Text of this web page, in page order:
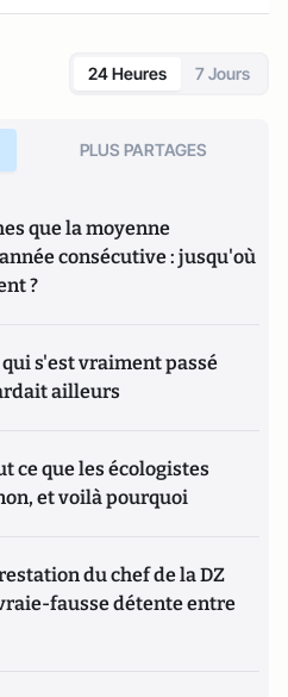
24 Heures 7 Jours
PLUS PARTAGES
que la moyenne
consécutive : jusqu'où
?
s'est vraiment passé
ailleurs
ce que les écologistes
et voilà pourquoi
du chef de la DZ
fausse détente entre